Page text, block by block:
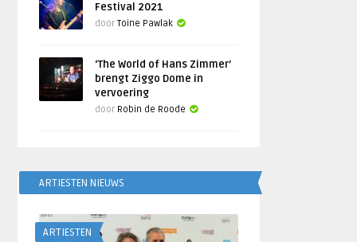
Festival 2021
doorToine Pawlak
‘The World of Hans Zimmer’
brengt Ziggo Dome in
vervoering
door Robin de Roode
ARTIESTEN NIEUWS
ARTIESTEN